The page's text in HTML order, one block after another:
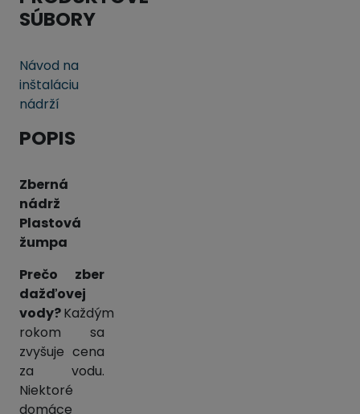
SÚBORY
Návod na
inštaláciu
nádrží
POPIS
Zberná
nádrž
Plastová
žumpa
Prečo zber
dažďovej
vody?Každým
rokom sa
zvyšuje cena
za vodu.
Niektoré
domáce